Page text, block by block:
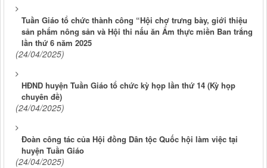
Tuần Giáo tổ chức thành công “Hội chợ trưng bày, giới thiệu
sản phẩm nông sản và Hội thi nấu ăn Ẩm thực miền Ban trắng
lần thứ 6 năm 2025
(24/04/2025)
HĐND huyện Tuần Giáo tổ chức kỳ họp lần thứ 14 (Kỳ họp
chuyên đề)
(24/04/2025)
Đoàn công tác của Hội đồng Dân tộc Quốc hội làm việc tại
huyện Tuần Giáo
(24/04/2025)